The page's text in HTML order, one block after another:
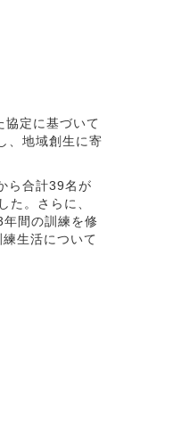
定に基づいて
、地域創生に寄
ら合計39名が
。さらに、
間の訓練を修
生活について